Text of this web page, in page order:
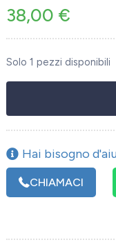
38,00 €
Solo 1 pezzi disponibili
Hai bisogno
CHIAMACI